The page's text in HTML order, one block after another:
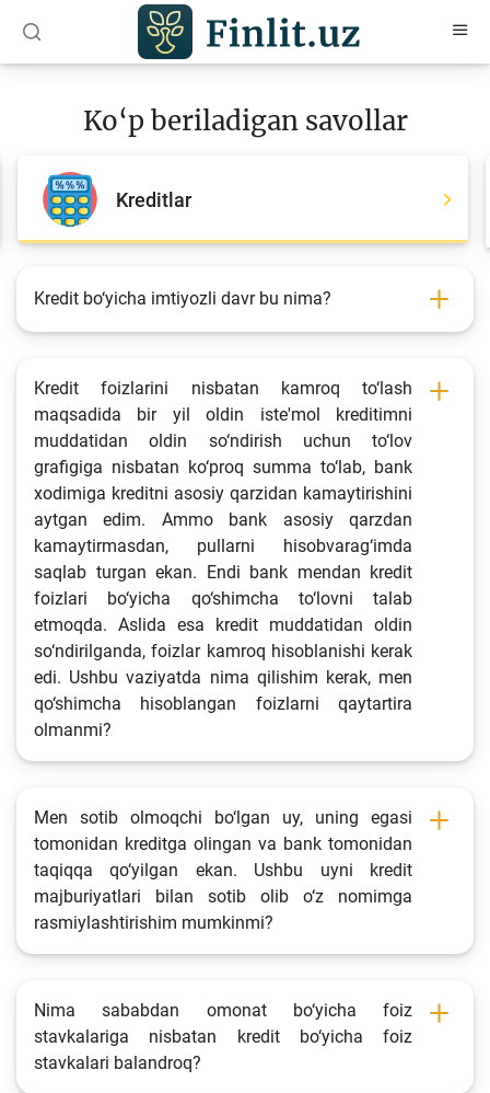
Maqolalar
O‘quv qo‘llanmalar
Loyihalar
So‘rovnoma
So‘rovlar
Fotogalereya
Loyiha haqida
Kengaytirilgan qidiruv
Sayt xaritasi
Ko‘p beriladigan savollar
Kreditlar
Kredit bo‘yicha imtiyozli davr bu nima?
Kredit foizlarini nisbatan kamroq to‘lash
maqsadida bir yil oldin iste'mol kreditimni
muddatidan oldin so‘ndirish uchun to‘lov
grafigiga nisbatan ko‘proq summa to‘lab, bank
xodimiga kreditni asosiy qarzidan kamaytirishini
aytgan edim. Ammo bank asosiy qarzdan
kamaytirmasdan, pullarni hisobvarag‘imda
saqlab turgan ekan. Endi bank mendan kredit
foizlari bo‘yicha qo‘shimcha to‘lovni talab
etmoqda. Aslida esa kredit muddatidan oldin
so‘ndirilganda, foizlar kamroq hisoblanishi kerak
edi. Ushbu vaziyatda nima qilishim kerak, men
qo‘shimcha hisoblangan foizlarni qaytartira
olmanmi?
Men sotib olmoqchi bo‘lgan uy, uning egasi
tomonidan kreditga olingan va bank tomonidan
taqiqqa qo‘yilgan ekan. Ushbu uyni kredit
majburiyatlari bilan sotib olib o‘z nomimga
rasmiylashtirishim mumkinmi?
Nima sababdan omonat bo‘yicha foiz
stavkalariga nisbatan kredit bo‘yicha foiz
stavkalari balandroq?